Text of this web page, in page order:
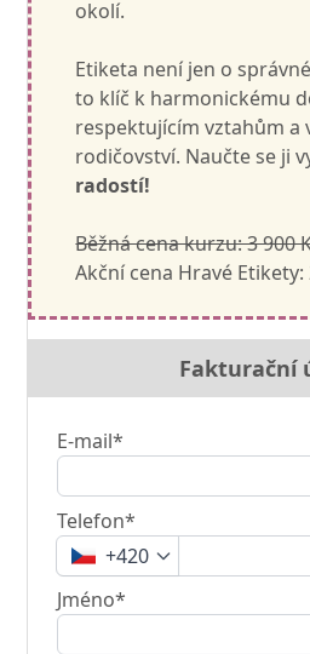
okolí.
Etiketa není jen o
to klíč k harmonickému
respektujícím vztahům a
rodičovství. Naučte se ji
radostí!
Běžná cena kurzu: 3 900
Akční cena Hravé Etikety:
Fakturační
E-mail*
Telefon*
+420
Jméno*